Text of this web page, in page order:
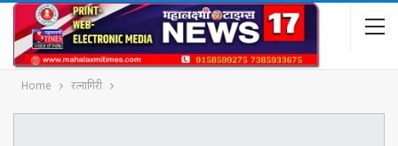
Home रत्नागिरी